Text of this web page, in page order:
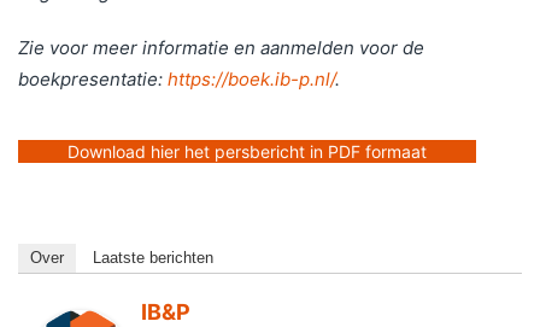
Zie voor meer informatie en aanmelden voor de
boekpresentatie: https://boek.ib-p.nl/.
Download hier het persbericht in PDF formaat
Over Laatste berichten
IB&P